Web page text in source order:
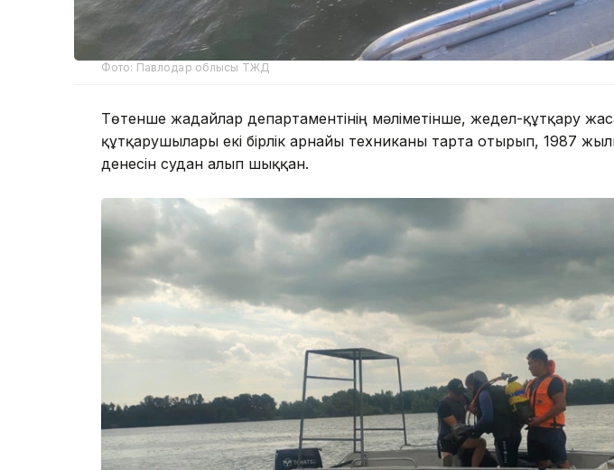
Фото: Павлодар облысы ТЖД
Төтенше жағдайлар департаментінің мәліметінше, жедел-құтқару
құтқарушылары екі бірлік арнайы техниканы тарта отырып, 1987
денесін судан алып шыққан.